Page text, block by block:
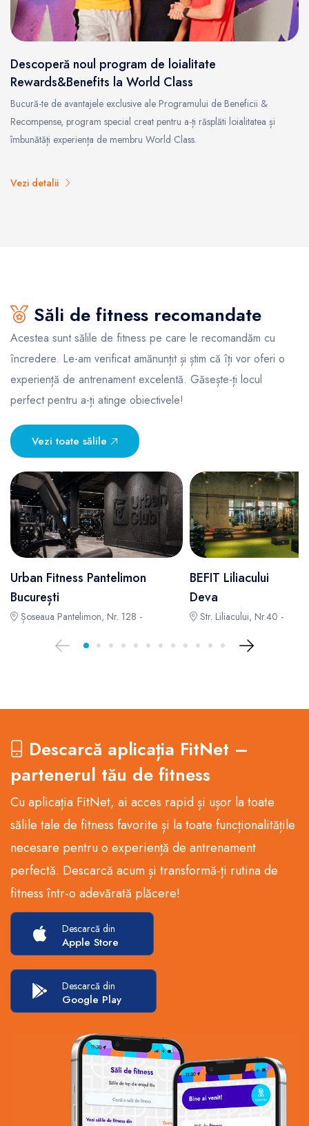
Descoperă noul program de loialitate
Rewards&Benefits la World Class
Bucură-te de avantajele exclusive ale Programului de Beneficii &
Recompense, program special creat pentru a-ți răsplăti loialitatea și
îmbunătăți experiența de membru World Class.
Vezi detalii
Săli de fitness recomandate
Acestea sunt sălile de fitness pe care le recomandăm cu
încredere. Le-am verificat amănunțit și știm că îți vor oferi o
experiență de antrenament excelentă. Găsește-ți locul
perfect pentru a-ți atinge obiectivele!
Vezi toate sălile
Urban Fitness Pantelimon
București
Șoseaua Pantelimon, Nr. 128 -
BEFIT Liliacului
Deva
Str. Liliacului, Nr.40 -
Descarcă aplicația FitNet –
partenerul tău de fitness
Cu aplicația FitNet, ai acces rapid și ușor la toate
sălile tale de fitness favorite și la toate funcționalitățile
necesare pentru o experiență de antrenament
perfectă. Descarcă acum și transformă-ți rutina de
fitness într-o adevărată plăcere!
Descarcă din
Apple Store
Descarcă din
Google Play